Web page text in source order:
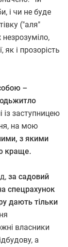
і чи не буде
("аля"
як і прозорість
–
із заступницею
на мою
з якими
краще.
за садовий
спецрахунок
дають тільки
власники
а